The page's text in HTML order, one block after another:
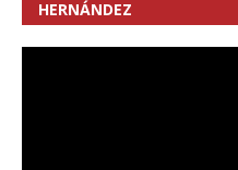
HERNÁNDEZ